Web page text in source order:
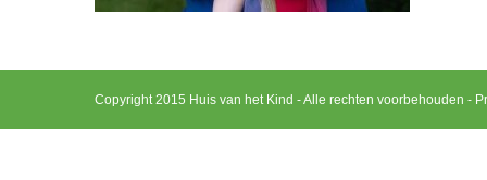
Copyright 2015 Huis van het Kind - Alle rechten voorbehouden -